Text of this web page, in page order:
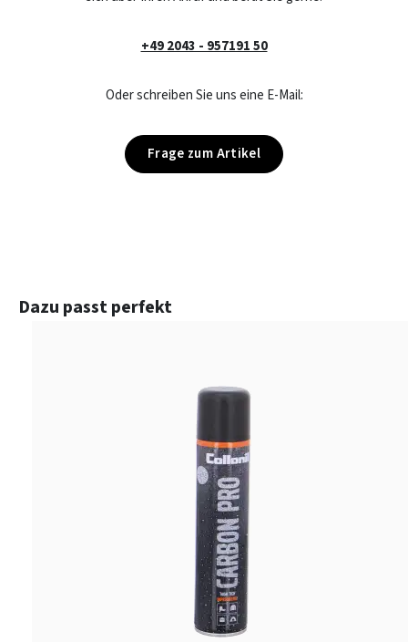
+49 2043 - 957191 50
Oder schreiben Sie uns eine E-Mail:
Frage zum Artikel
Produktgalerie überspringen
Dazu passt perfekt